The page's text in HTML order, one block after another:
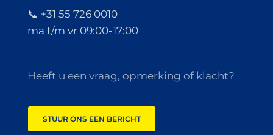
📞 +31 55 726 0010
ma t/m vr 09:00-17:00
Heeft u een vraag, opmerking of klacht?
STUUR ONS EEN BERICHT